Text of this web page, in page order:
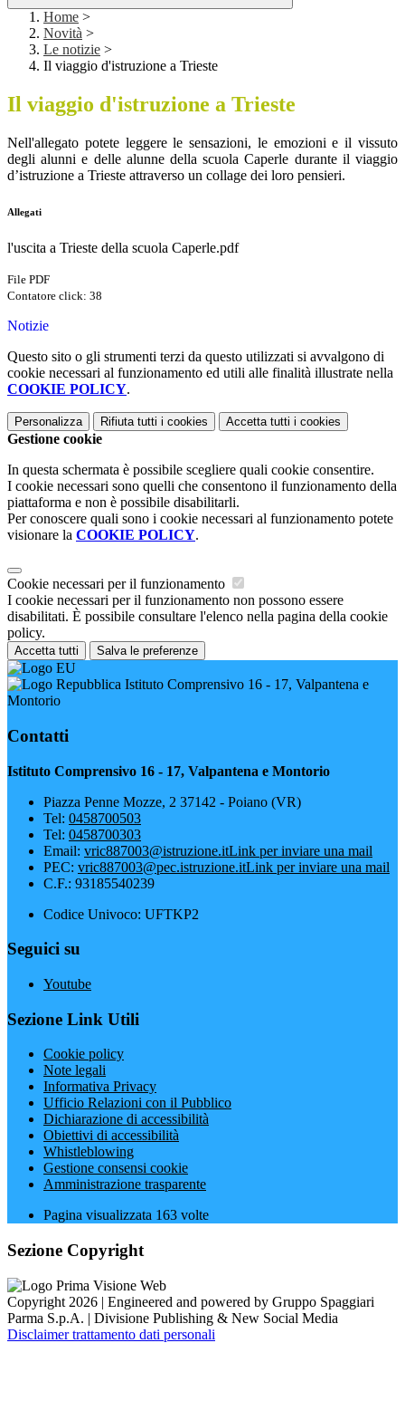
Home >
Novità >
Le notizie >
Il viaggio d'istruzione a Trieste
Il viaggio d'istruzione a Trieste
Nell'allegato potete leggere le sensazioni, le emozioni e il vissuto
degli alunni e delle alunne della scuola Caperle durante il viaggio
d’istruzione a Trieste attraverso un collage dei loro pensieri.
Allegati
l'uscita a Trieste della scuola Caperle.pdf
File PDF
Contatore click: 38
Notizie
Questo sito o gli strumenti terzi da questo utilizzati si avvalgono di
cookie necessari al funzionamento ed utili alle finalità illustrate nella
COOKIE POLICY.
Personalizza Rifiuta tutti i cookies Accetta tutti i cookies
Gestione cookie
In questa schermata è possibile scegliere quali cookie consentire.
I cookie necessari sono quelli che consentono il funzionamento della
piattaforma e non è possibile disabilitarli.
Per conoscere quali sono i cookie necessari al funzionamento potete
visionare la COOKIE POLICY.
Cookie necessari per il funzionamento
I cookie necessari per il funzionamento non possono essere
disabilitati. È possibile consultare l'elenco nella pagina della cookie
policy.
Accetta tutti Salva le preferenze
Istituto Comprensivo 16 - 17, Valpantena e
Montorio
Contatti
Istituto Comprensivo 16 - 17, Valpantena e Montorio
Piazza Penne Mozze, 2 37142 - Poiano (VR)
Tel: 0458700503
Tel: 0458700303
Email: vric887003@istruzione.itLink per inviare una mail
PEC: vric887003@pec.istruzione.itLink per inviare una mail
C.F.: 93185540239
Codice Univoco: UFTKP2
Seguici su
Youtube
Sezione Link Utili
Cookie policy
Note legali
Informativa Privacy
Ufficio Relazioni con il Pubblico
Dichiarazione di accessibilità
Obiettivi di accessibilità
Whistleblowing
Gestione consensi cookie
Amministrazione trasparente
Pagina visualizzata 163 volte
Sezione Copyright
Copyright 2026 | Engineered and powered by Gruppo Spaggiari
Parma S.p.A. | Divisione Publishing & New Social Media
Disclaimer trattamento dati personali